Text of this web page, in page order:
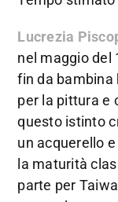
Lucrezia
nel maggio del
fin da bambina
per la pittura e
questo istinto
un acquerello
la maturità
parte per